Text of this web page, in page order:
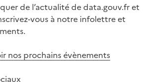
de l’actualité de data.gouv.fr et
vous à notre infolettre et
nos prochains évènements